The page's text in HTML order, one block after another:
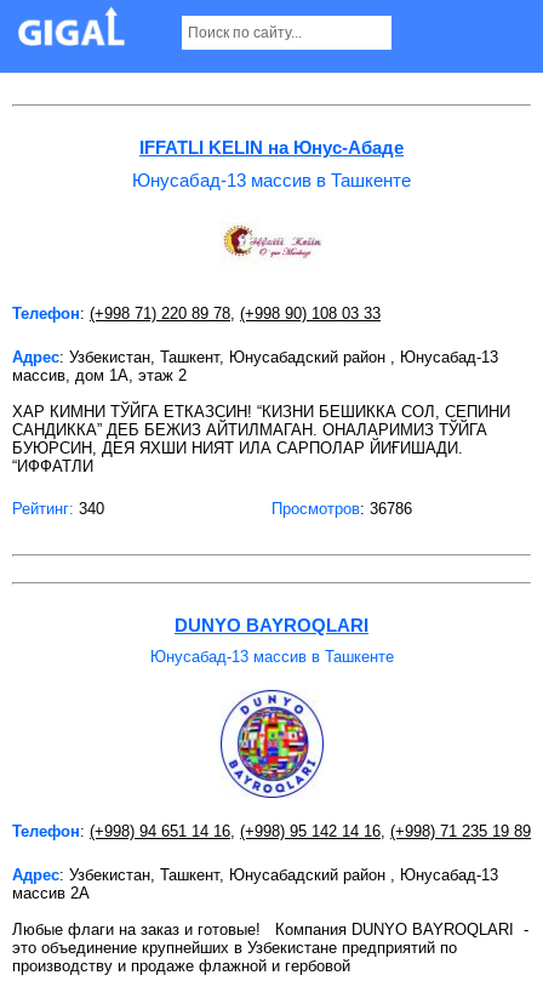
Юнусабад-13 массив в Ташкенте
IFFATLI KELIN на Юнус-Абаде
Юнусабад-13 массив в Ташкенте
Телефон: (+998 71) 220 89 78 (+998 90) 108 03 33
Адрес: Узбекистан, Ташкент, Юнусабадский район , Юнусабад-13
массив, дом 1А, этаж 2
ХАР КИМНИ ТЎЙГА ЕТКАЗСИН! “КИЗНИ БЕШИККА СОЛ, СЕПИНИ
САНДИККА” ДЕБ БЕЖИЗ АЙТИЛМАГАН. ОНАЛАРИМИЗ ТЎЙГА
БУЮРСИН, ДЕЯ ЯХШИ НИЯТ ИЛА САРПОЛАР ЙИҒИШАДИ.
“ИФФАТЛИ
Рейтинг: 340 Просмотров: 36786
DUNYO BAYROQLARI
Юнусабад-13 массив в Ташкенте
Телефон: (+998) 94 651 14 16, (+998) 95 142 14 16, (+998) 71 235 19 89
Адрес: Узбекистан, Ташкент, Юнусабадский район , Юнусабад-13
массив 2А
Любые флаги на заказ и готовые! Компания DUNYO BAYROQLARI -
это объединение крупнейших в Узбекистане предприятий по
производству и продаже флажной и гербовой